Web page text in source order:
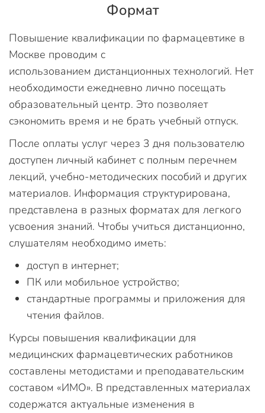
Формат
Повышение квалификации по фармацевтике в
Москве проводим с
использованием дистанционных технологий. Нет
необходимости ежедневно лично посещать
образовательный центр. Это позволяет
сэкономить время и не брать учебный отпуск.
После оплаты услуг через 3 дня пользователю
доступен личный кабинет с полным перечнем
лекций, учебно-методических пособий и других
материалов. Информация структурирована,
представлена в разных форматах для легкого
усвоения знаний. Чтобы учиться дистанционно,
слушателям необходимо иметь:
доступ в интернет;
ПК или мобильное устройство;
стандартные программы и приложения для
чтения файлов.
Курсы повышения квалификации для
медицинских фармацевтических работников
составлены методистами и преподавательским
составом «ИМО». В представленных материалах
содержатся актуальные изменения в